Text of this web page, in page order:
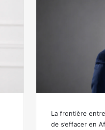
La frontière
de s’effacer en